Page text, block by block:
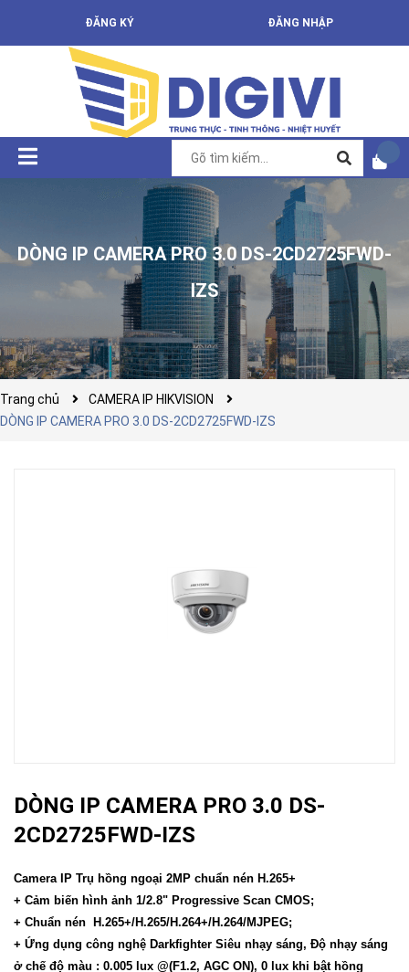
ĐĂNG KÝ ĐĂNG NHẬP
DÒNG IP CAMERA PRO 3.0 DS-2CD2725FWD-
IZS
Trang chủ
CAMERA IP HIKVISION
DÒNG IP CAMERA PRO 3.0 DS-2CD2725FWD-IZS
DÒNG IP CAMERA PRO 3.0 DS-
2CD2725FWD-IZS
Camera IP Trụ hồng ngoại 2MP chuẩn nén H.265+
+ Cảm biến hình ảnh 1/2.8" Progressive Scan CMOS;
+ Chuẩn nén H.265+/H.265/H.264+/H.264/MJPEG;
+ Ứng dụng công nghệ Darkfighter Siêu nhạy sáng, Độ nhạy sáng
ở chế độ màu : 0.005 lux @(F1.2, AGC ON), 0 lux khi bật hồng